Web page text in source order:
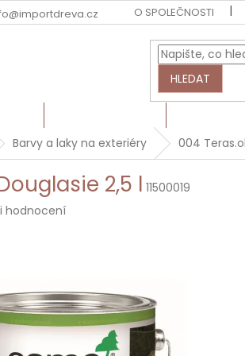
O SPOLEČNOSTI
HLEDAT
Barvy a laky na exteriéry 004
2,5 l 11500019
hodnocení